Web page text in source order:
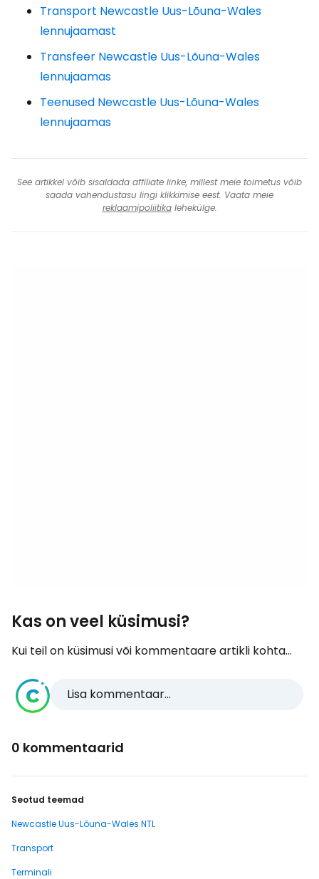
Transport Newcastle Uus-Lõuna-Wales
lennujaamast
Transfeer Newcastle Uus-Lõuna-Wales
lennujaamas
Teenused Newcastle Uus-Lõuna-Wales
lennujaamas
See artikkel võib sisaldada affiliate linke, millest meie toimetus võib
saada vahendustasu lingi klikkimise eest. Vaata meie
reklaamipoliitikalehekülge.
Kas on veel küsimusi?
Kui teil on küsimusi või kommentaare artikli kohta...
Lisa kommentaar...
0 kommentaarid
Seotud teemad
Newcastle Uus-Lõuna-Wales NTL
Transport
Terminali